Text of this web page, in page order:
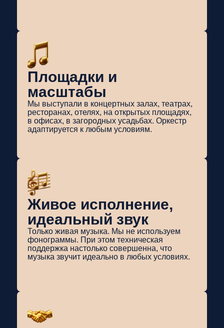
Площадки и
масштабы
Мы выступали в концертных залах, театрах,
ресторанах, отелях, на открытых площадях,
в офисах, в загородных усадьбах. Оркестр
адаптируется к любым условиям.
Живое исполнение,
идеальный звук
Только живая музыка. Мы не используем
фонограммы. При этом техническая
поддержка настолько совершенна, что
музыка звучит идеально в любых условиях.